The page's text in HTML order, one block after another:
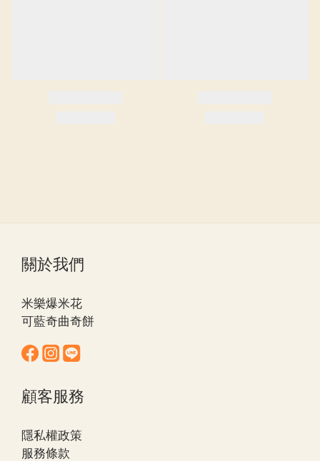
關於我們
米樂爆米花
可藍奇曲奇餅
顧客服務
隱私權政策
服務條款